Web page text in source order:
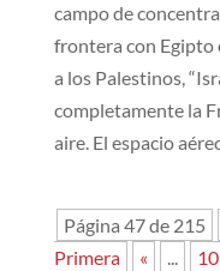
campo de
frontera con Egipto
a los Palestinos,
completamente la
aire. El espacio
Página 47 de 215
Primera
« ... 10